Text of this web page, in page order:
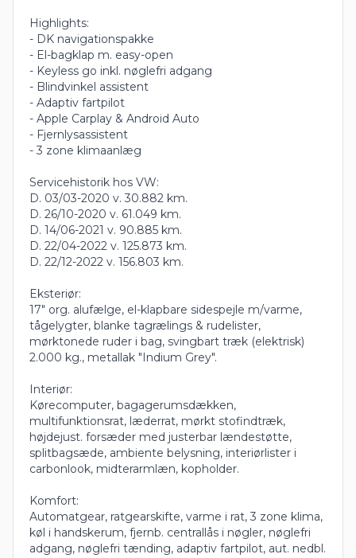
Highlights:
- DK navigationspakke
- El-bagklap m. easy-open
- Keyless go inkl. nøglefri adgang
- Blindvinkel assistent
- Adaptiv fartpilot
- Apple Carplay & Android Auto
- Fjernlysassistent
- 3 zone klimaanlæg
Servicehistorik hos VW:
D. 03/03-2020 v. 30.882 km.
D. 26/10-2020 v. 61.049 km.
D. 14/06-2021 v. 90.885 km.
D. 22/04-2022 v. 125.873 km.
D. 22/12-2022 v. 156.803 km.
Eksteriør:
17" org. alufælge, el-klapbare sidespejle m/varme,
tågelygter, blanke tagrælings & rudelister,
mørktonede ruder i bag, svingbart træk (elektrisk)
2.000 kg., metallak "Indium Grey".
Interiør:
Kørecomputer, bagagerumsdækken,
multifunktionsrat, læderrat, mørkt stofindtræk,
højdejust. forsæder med justerbar lændestøtte,
splitbagsæde, ambiente belysning, interiørlister i
carbonlook, midterarmlæn, kopholder.
Komfort:
Automatgear, ratgearskifte, varme i rat, 3 zone klima,
køl i handskerum, fjernb. centrallås i nøgler, nøglefri
adgang, nøglefri tænding, adaptiv fartpilot, aut. nedbl.